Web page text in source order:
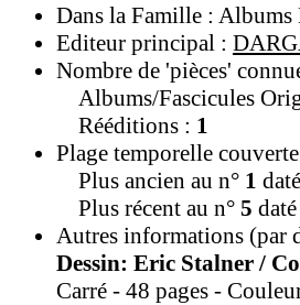
Dans la Famille :
Editeur principal :
Nombre de 'pièces'
Albums/Fascicules
Rééditions : 1
Plage temporelle
Plus ancien au n° 1 daté
Plus récent au n° 5 daté
Autres informations (par
Dessin: Eric Stalner /
Carré - 48 pages -